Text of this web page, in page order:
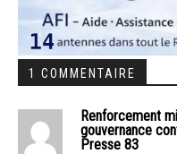
1 COMMENTAIRE
Renforcement
gouvernance
Presse 83